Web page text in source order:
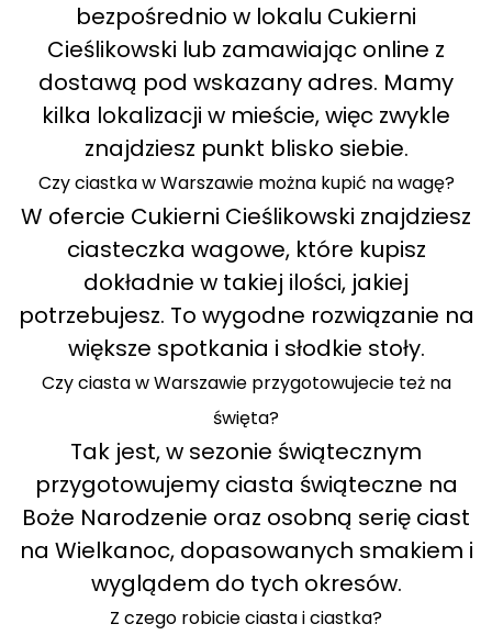
bezpośrednio w lokalu Cukierni
Cieślikowski lub zamawiając online z
dostawą pod wskazany adres. Mamy
kilka lokalizacji w mieście, więc zwykle
znajdziesz punkt blisko siebie.
Czy ciastka w Warszawie można kupić na wagę?
W ofercie Cukierni Cieślikowski znajdziesz
ciasteczka wagowe, które kupisz
dokładnie w takiej ilości, jakiej
potrzebujesz. To wygodne rozwiązanie na
większe spotkania i słodkie stoły.
Czy ciasta w Warszawie przygotowujecie też na
święta?
Tak jest, w sezonie świątecznym
przygotowujemy ciasta świąteczne na
Boże Narodzenie oraz osobną serię ciast
na Wielkanoc, dopasowanych smakiem i
wyglądem do tych okresów.
Z czego robicie ciasta i ciastka?